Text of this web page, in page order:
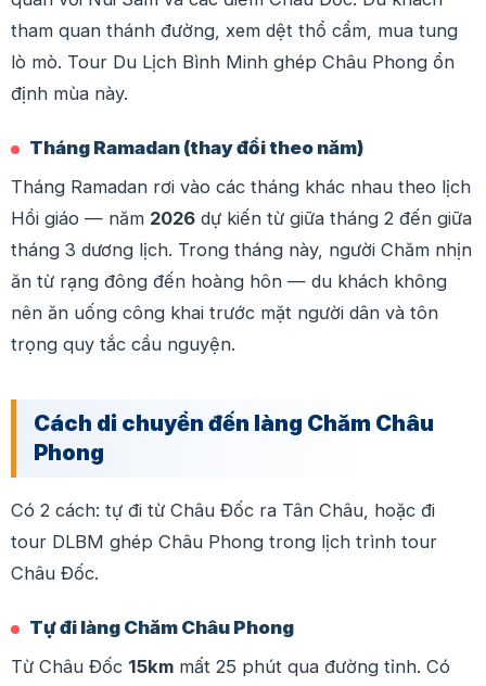
tham quan thánh đường, xem dệt thổ cẩm, mua tung
lò mò. Tour Du Lịch Bình Minh ghép Châu Phong ổn
định mùa này.
Tháng Ramadan (thay đổi theo năm)
Tháng Ramadan rơi vào các tháng khác nhau theo lịch
Hồi giáo — năm 2026 dự kiến từ giữa tháng 2 đến giữa
tháng 3 dương lịch. Trong tháng này, người Chăm nhịn
ăn từ rạng đông đến hoàng hôn — du khách không
nên ăn uống công khai trước mặt người dân và tôn
trọng quy tắc cầu nguyện.
Cách di chuyển đến làng Chăm Châu
Phong
Có 2 cách: tự đi từ Châu Đốc ra Tân Châu, hoặc đi
tour DLBM ghép Châu Phong trong lịch trình tour
Châu Đốc.
Tự đi làng Chăm Châu Phong
Từ Châu Đốc 15km mất 25 phút qua đường tỉnh. Có